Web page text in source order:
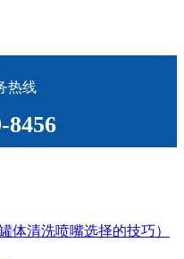
热线
8456
体清洗喷嘴选择的技巧）